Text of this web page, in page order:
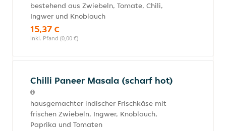
bestehend aus Zwiebeln, Tomate, Chili,
Ingwer und Knoblauch
15,37 €
inkl. Pfand (0,00 €)
Chilli Paneer Masala (scharf hot)
hausgemachter indischer Frischkäse mit
frischen Zwiebeln, Ingwer, Knoblauch,
Paprika und Tomaten